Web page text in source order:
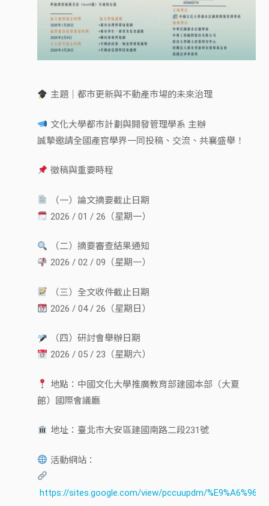
主題｜都市更新與不動產市場的未來治理
文化大學都市計劃與開發管理學系 主辦
誠摯邀請全國產官學界一同投稿、交流、共襄盛舉！
徵稿與重要時程
（一）論文摘要截止日期
2026 / 01 / 26（星期一）
（二）摘要審查結果通知
2026 / 02 / 09（星期一）
（三）全文收件截止日期
2026 / 04 / 26（星期日）
（四）研討會舉辦日期
2026 / 05 / 23（星期六）
地點：中國文化大學推廣教育部建國本部（大夏
館）國際會議廳
地址：臺北市大安區建國南路二段231號
活動網站：
https://sites.google.com/view/pccuupdm/